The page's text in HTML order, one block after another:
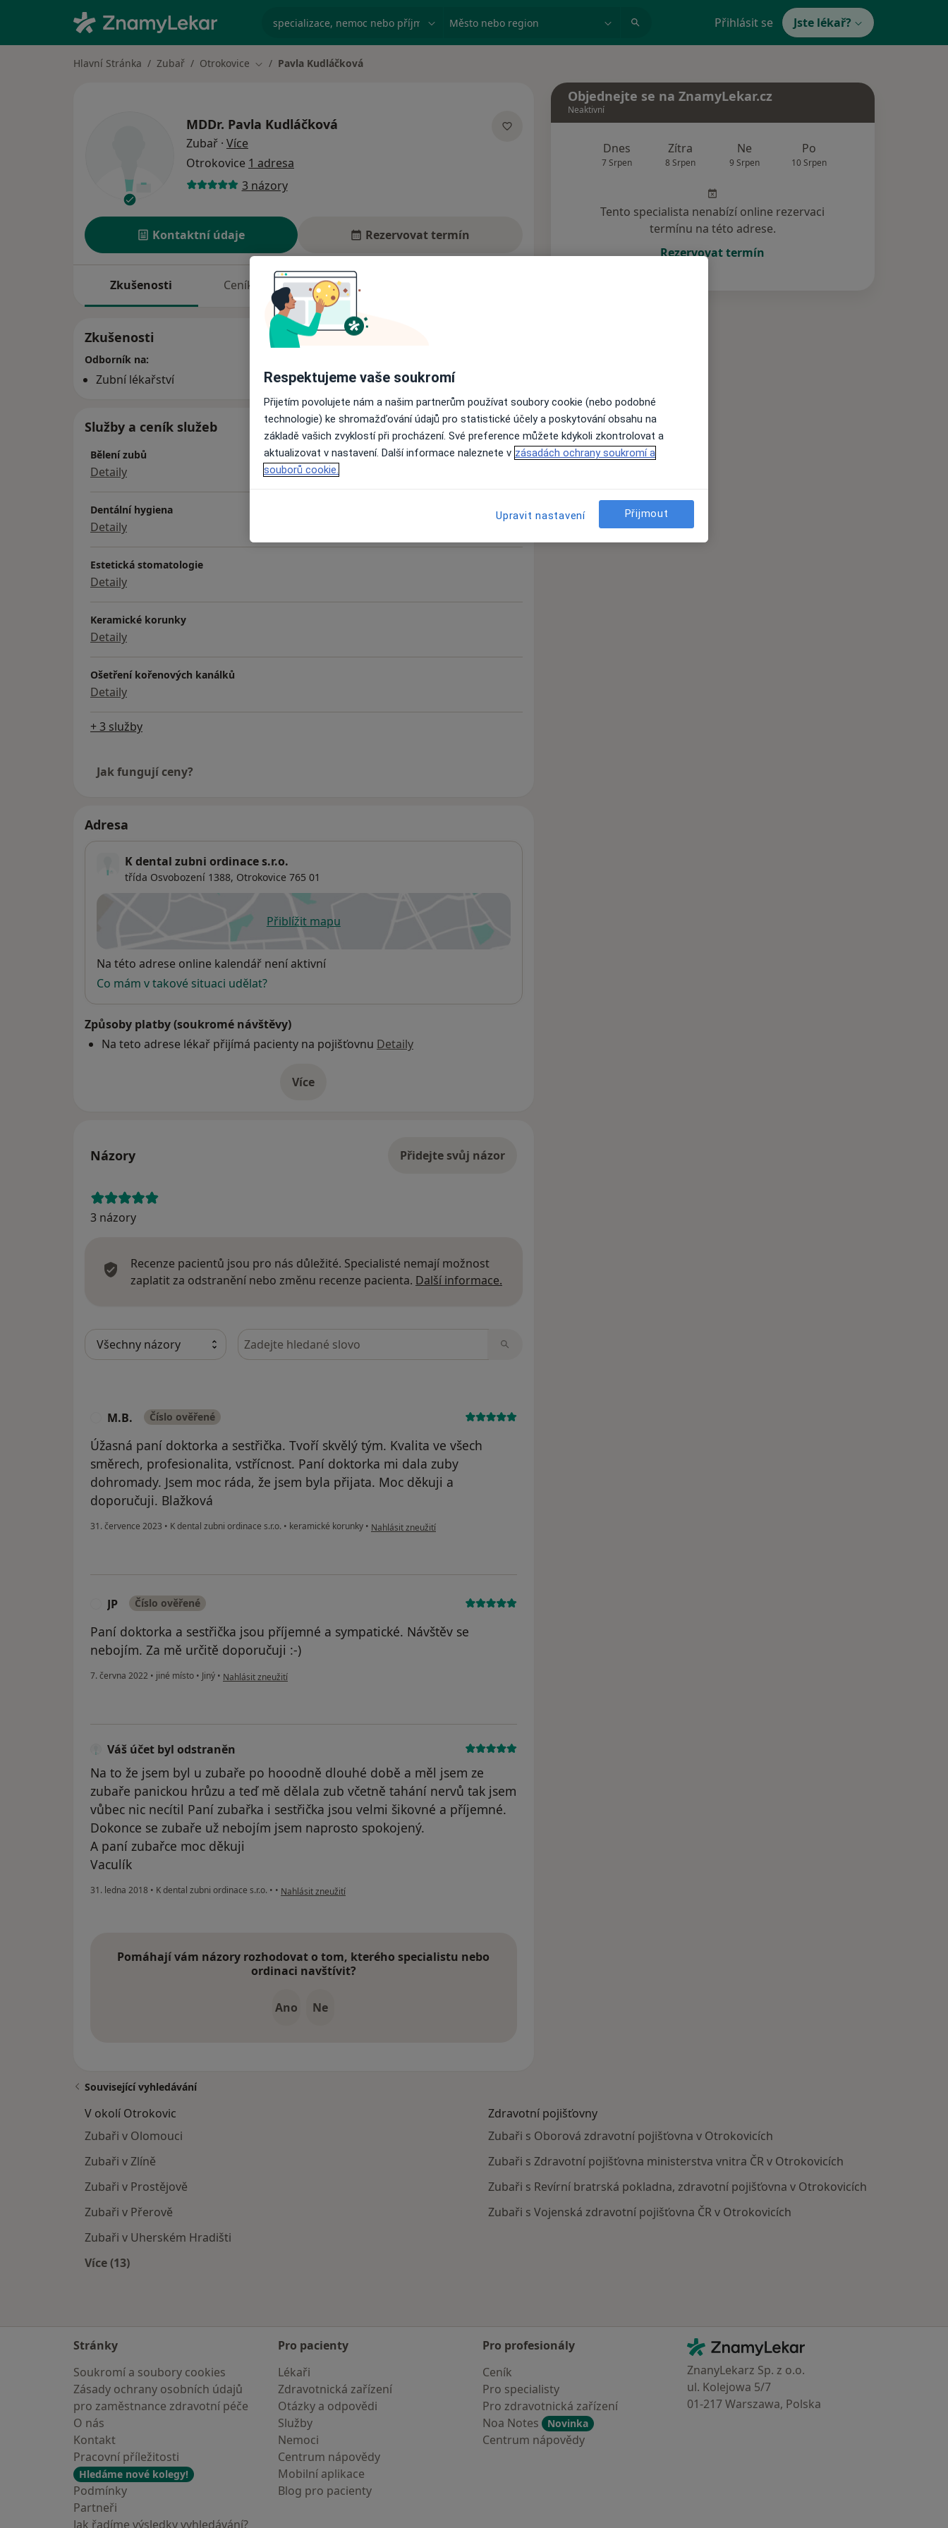
specializace, nemoc nebo příjmení Město nebo region Přihlásit se Jste lékař?
Hlavní Stránka Zubař Otrokovice Změna města
Pavla Kudláčková
MDDr. Pavla Kudláčková
Zubař · Více
Otrokovice 1 adresa
3 názory
Kontaktní údaje Rezervovat termín
Zkušenosti Ceník Adresy
Zkušenosti
Odborník na:
Zubní lékařství
Služby a ceník služeb
Bělení zubů
Detaily
Dentální hygiena
Detaily
Estetická stomatologie
Detaily
Keramické korunky
Detaily
Ošetření kořenových kanálků
Detaily
+ 3 služby
Jak fungují ceny?
Adresa
K dental zubni ordinace s.r.o.
třída Osvobození 1388, Otrokovice 765 01
Přiblížit mapuse otevře v nové záložce
Dostupnost
Na této adrese online kalendář není aktivní
Co mám v takové situaci udělat?
Způsoby platby (soukromé návštěvy)
Na teto adrese lékař přijímá pacienty na pojišťovnu Detaily
Víceo adrese
Názory Přidejte svůj názor
3 názory
Recenze pacientů jsou pro nás důležité. Specialisté nemají možnost
zaplatit za odstranění nebo změnu recenze pacienta. Další informace.
Hledejte v názorech
M.B. Číslo ověřené
Úžasná paní doktorka a sestřička. Tvoří skvělý tým. Kvalita ve všech
směrech, profesionalita, vstřícnost. Paní doktorka mi dala zuby
dohromady. Jsem moc ráda, že jsem byla přijata. Moc děkuji a
doporučuji. Blažková
31. července 2023 • K dental zubni ordinace s.r.o. • keramické korunky • podle názoru uživatele M.B.
Nahlásit zneužití
JP Číslo ověřené
Paní doktorka a sestřička jsou příjemné a sympatické. Návštěv se
nebojím. Za mě určitě doporučuji :-)
7. června 2022 • jiné místo • Jiný • podle názoru uživatele JP
Nahlásit zneužití
Váš účet byl odstraněn
Na to že jsem byl u zubaře po hooodně dlouhé době a měl jsem ze
zubaře panickou hrůzu a teď mě dělala zub včetně tahání nervů tak jsem
vůbec nic necítil Paní zubařka i sestřička jsou velmi šikovné a příjemné.
Dokonce se zubaře už nebojím jsem naprosto spokojený.
A paní zubařce moc děkuji
Vaculík
31. ledna 2018 • K dental zubni ordinace s.r.o. • • podle názoru uživatele Váš účet byl odstraněn
Nahlásit zneužití
Pomáhají vám názory rozhodovat o tom, kterého specialistu nebo
ordinaci navštívit?
Ano Ne
Objednejte se na ZnamyLekar.cz
Neaktivní
Dnes
7 Srpen
Zítra
8 Srpen
Ne
9 Srpen
Po
10 Srpen
Tento specialista nenabízí online rezervaci
termínu na této adrese.
Rezervovat termín
Související vyhledávání
V okolí Otrokovic
Zubaři v Olomouci
Zubaři v Zlíně
Zubaři v Prostějově
Zubaři v Přerově
Zubaři v Uherském Hradišti
Více (13)
Zdravotní pojišťovny
Zubaři s Oborová zdravotní pojišťovna v Otrokovicích
Zubaři s Zdravotní pojišťovna ministerstva vnitra ČR v Otrokovicích
Zubaři s Revírní bratrská pokladna, zdravotní pojišťovna v Otrokovicích
Zubaři s Vojenská zdravotní pojišťovna ČR v Otrokovicích
Stránky
Soukromí a soubory cookies
Zásady ochrany osobních údajů
pro zaměstnance zdravotní péče
O nás
Kontakt
Pracovní příležitosti
Hledáme nové kolegy!
Podmínky
Partneři
Jak řadíme výsledky vyhledávání?
Pro pacienty
Lékaři
Zdravotnická zařízení
Otázky a odpovědi
Služby
Nemoci
Centrum nápovědy
Mobilní aplikace
Blog pro pacienty
Pro profesionály
Ceník
Pro specialisty
Pro zdravotnická zařízení
Noa Notes
Novinka
Centrum nápovědy
Kontakt
ZnamyLekar - Hlavní stránka
ZnanyLekarz Sp. z o.o.
ul. Kolejowa 5/7
01-217 Warszawa, Polska
Respektujeme vaše soukromí
Přijetím povolujete nám a našim partnerům používat soubory cookie (nebo podobné
technologie) ke shromažďování údajů pro statistické účely a poskytování obsahu na
základě vašich zvyklostí při procházení. Své preference můžete kdykoli zkontrolovat a
aktualizovat v nastavení. Další informace naleznete v zásadách ochrany soukromí a
souborů cookie.
Upravit nastavení Přijmout